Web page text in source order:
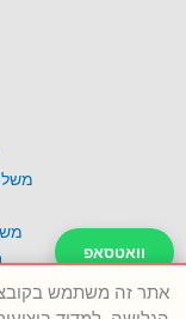
וואטסאפ
טלפון